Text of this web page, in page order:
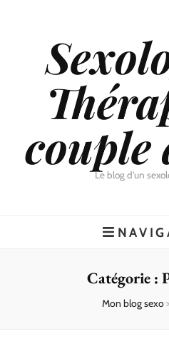
couple
Le blog d'un
Catégorie :
Mon blog sexo